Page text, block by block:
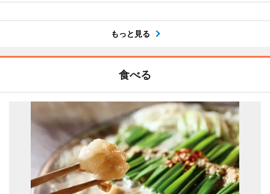
もっと見る
食べる